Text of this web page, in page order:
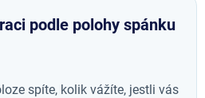
podle polohy spánku
spíte, kolik vážíte, jestli vás